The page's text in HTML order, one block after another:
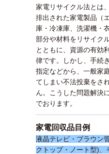
家電リサイクル法とは
排出された家電製品（
庫・冷凍庫、洗濯機・
部分や材料をリサイク
とともに、資源の有効
律です。しかし、手続
指定などから、一般家
てしまい不法投棄をさ
ん。こうした問題解決
でおります。
家電回収品目例
液晶テレビ・ブラウン
クトップ・ノート型)、